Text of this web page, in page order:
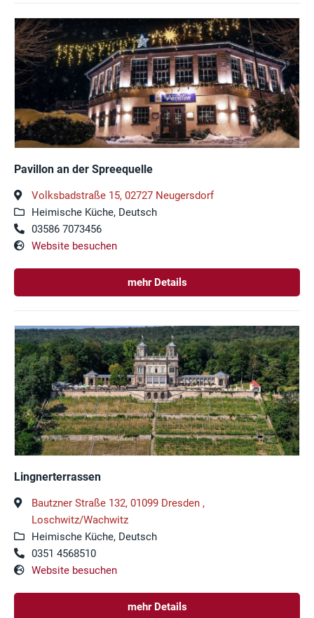
Pavillon an der Spreequelle
Volksbadstraße 15, 02727 Neugersdorf
Heimische Küche, Deutsch
03586 7073456
Website besuchen
mehr Details
Lingnerterrassen
Bautzner Straße 132, 01099 Dresden ,
Loschwitz/Wachwitz
Heimische Küche, Deutsch
0351 4568510
Website besuchen
mehr Details